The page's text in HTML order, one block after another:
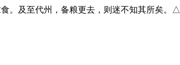
。及至代州，备粮更去，则迷不知其所矣。△